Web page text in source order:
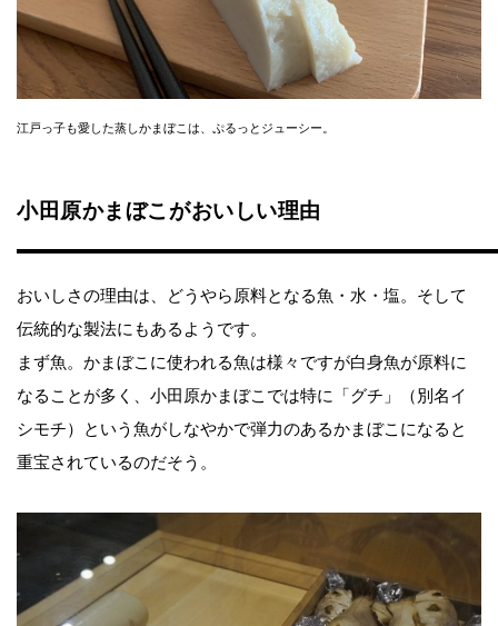
江戸っ子も愛した蒸しかまぼこは、ぷるっとジューシー。
小田原かまぼこがおいしい理由
おいしさの理由は、どうやら原料となる魚・水・塩。そして
伝統的な製法にもあるようです。
まず魚。かまぼこに使われる魚は様々ですが白身魚が原料に
なることが多く、小田原かまぼこでは特に「グチ」（別名イ
シモチ）という魚がしなやかで弾力のあるかまぼこになると
重宝されているのだそう。